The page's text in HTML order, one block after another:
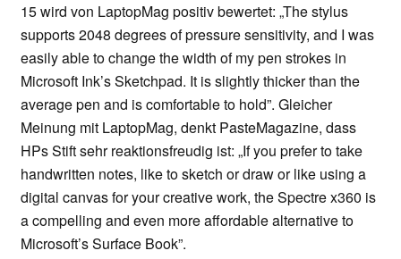
15 wird von LaptopMag positiv bewertet: „The stylus
supports 2048 degrees of pressure sensitivity, and I was
easily able to change the width of my pen strokes in
Microsoft Ink’s Sketchpad. It is slightly thicker than the
average pen and is comfortable to hold”. Gleicher
Meinung mit LaptopMag, denkt PasteMagazine, dass
HPs Stift sehr reaktionsfreudig ist: „If you prefer to take
handwritten notes, like to sketch or draw or like using a
digital canvas for your creative work, the Spectre x360 is
a compelling and even more affordable alternative to
Microsoft’s Surface Book”.